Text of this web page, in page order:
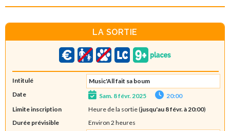
LA SORTIE
Intitulé
Music'All fait sa boum
Date
Sam. 8 févr. 2025
20:00
Limite inscription
Heure de la sortie (jusqu'au 8 févr. à 20:00)
Durée prévisible
Environ 2 heures